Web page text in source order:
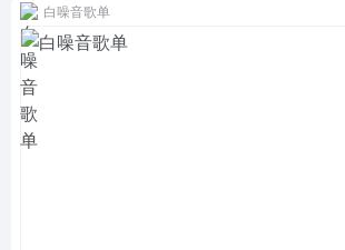
白噪音歌单